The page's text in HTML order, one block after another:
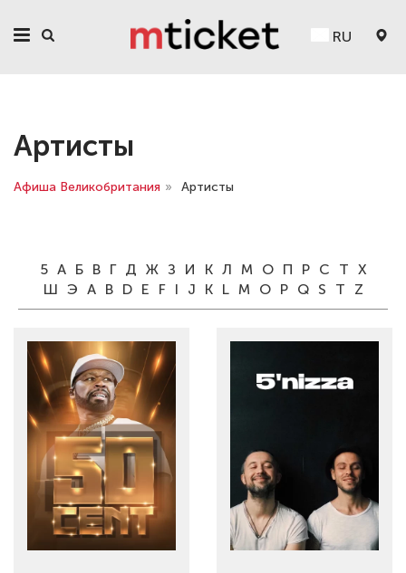
RU
Артисты
Афиша Великобритания » Артисты
5 А Б В Г Д Ж З И К Л М О П Р С Т Х
Ш Э A B D E F I J K L M O P Q S T Z